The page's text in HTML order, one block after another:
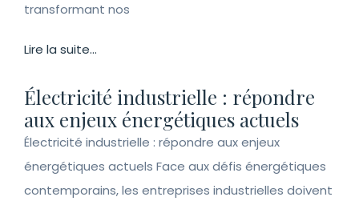
transformant nos
Lire la suite...
Électricité industrielle : répondre
aux enjeux énergétiques actuels
Électricité industrielle : répondre aux enjeux
énergétiques actuels Face aux défis énergétiques
contemporains, les entreprises industrielles doivent